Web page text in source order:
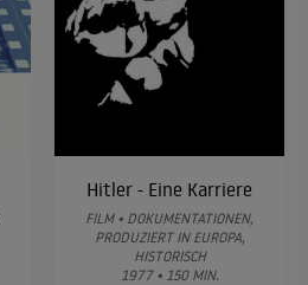
Hitler - Eine Karriere
FILM • DOKUMENTATIONEN,
PRODUZIERT IN EUROPA,
HISTORISCH
1977 • 150 MIN.